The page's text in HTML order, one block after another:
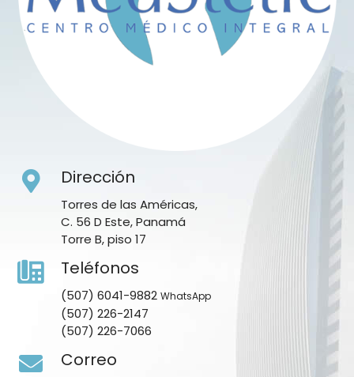
Dirección
Torres de las Américas,
C. 56 D Este, Panamá
Torre B, piso 17
Teléfonos
(507) 6041-9882 WhatsApp
(507) 226-2147
(507) 226-7066
Correo